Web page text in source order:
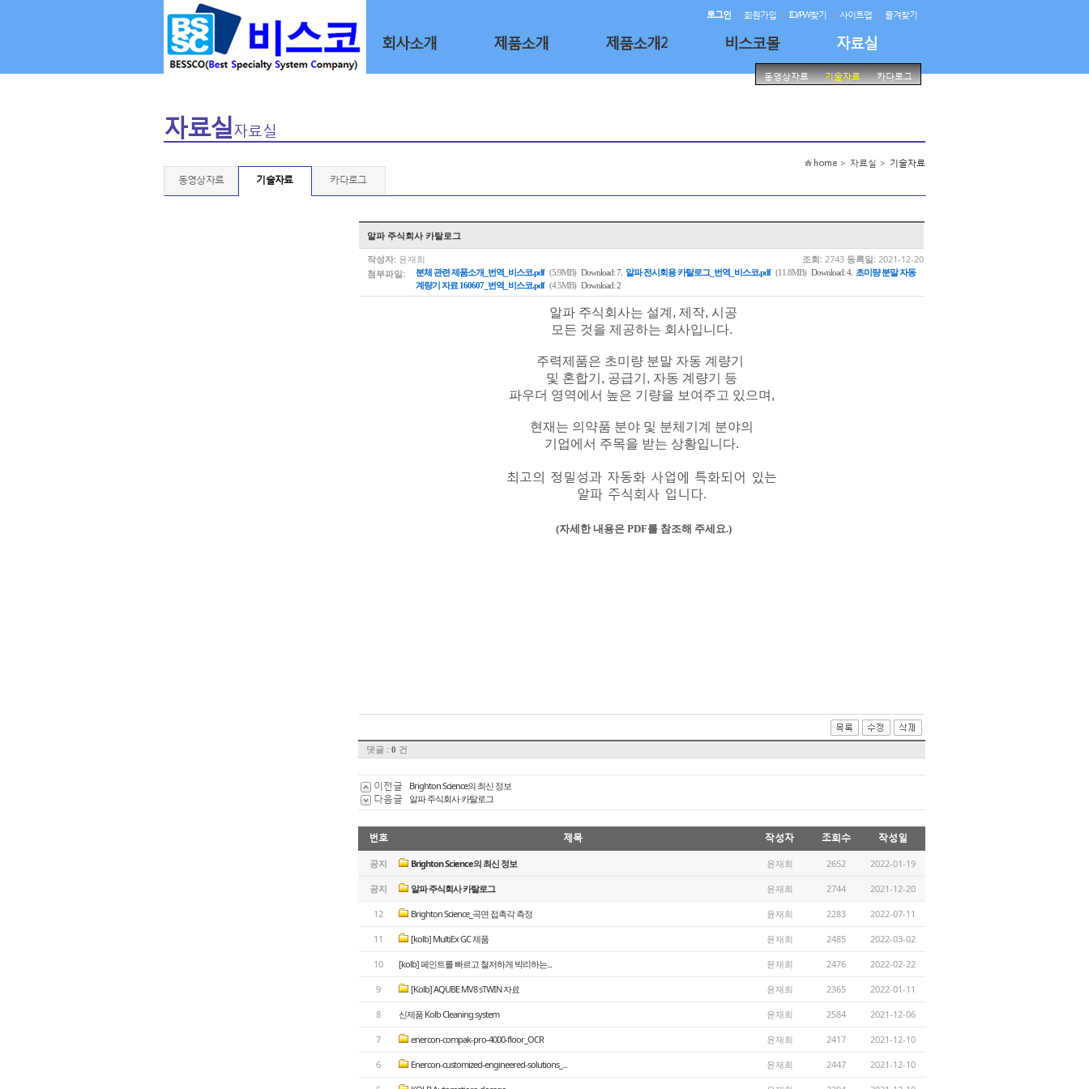
로그인 회원가입 ID/PW찾기 사이트맵 즐겨찾기
회사소개 제품소개 제품소개2 비스코몰 자료실
동영상자료 기술자료 카다로그
자료실자료실
동영상자료 기술자료 카다로그
home > 자료실 > 기술자료
알파 주식회사 카탈로그
작성자: 윤재희 조회: 2743 등록일: 2021-12-20
첨부파일:
분체 관련 제품소개_번역_비스코.pdf (5.9MB) Download: 7, 알파 전시회용 카탈로그_번역_비스코.pdf (11.8MB) Download: 4, 초미량 분말 자동
계량기 자료 160607_번역_비스코.pdf (4.5MB) Download: 2
알파 주식회사는 설계, 제작, 시공
모든 것을 제공하는 회사입니다.
주력제품은 초미량 분말 자동 계량기
및 혼합기, 공급기, 자동 계량기 등
파우더 영역에서 높은 기량을 보여주고 있으며,
현재는 의약품 분야 및 분체기계 분야의
기업에서 주목을 받는 상황입니다.
최고의 정밀성과 자동화 사업에 특화되어 있는
알파 주식회사 입니다.
(자세한 내용은 PDF를 참조해 주세요.)
댓글 : 0 건
이전글 Brighton Science의 최신 정보
다음글 알파 주식회사 카탈로그
번호 제목 작성자 조회수 작성일
공지 Brighton Science의 최신 정보 윤재희 2652 2022-01-19
공지 알파 주식회사 카탈로그 윤재희 2744 2021-12-20
12 Brighton Science_곡면 접촉각 측정 윤재희 2283 2022-07-11
11 [kolb] MultiEx GC 제품 윤재희 2485 2022-03-02
10 [kolb] 페인트를 빠르고 철저하게 박리하는... 윤재희 2476 2022-02-22
9 [Kolb] AQUBE MV8 sTWIN 자료 윤재희 2365 2022-01-11
8 신제품 Kolb Cleaning system 윤재희 2584 2021-12-06
7 enercon-compak-pro-4000-floor_OCR 윤재희 2417 2021-12-10
6 Enercon-customized-engineered-solutions_... 윤재희 2447 2021-12-10